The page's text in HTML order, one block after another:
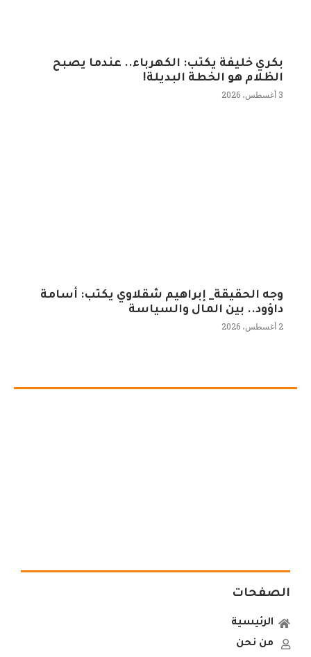
بكري خليفة يكتب: الكهرباء.. عندما يصبح
الظلام هو الخطة البديلة!
3 أغسطس، 2026
وجه الحقيقة_ إبراهيم شقلاوي يكتب: أسامة
داؤود.. بين المال والسياسة
2 أغسطس، 2026
الصفحات
الرئيسية
من نحن